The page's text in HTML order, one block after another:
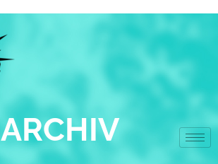
ARCHIV